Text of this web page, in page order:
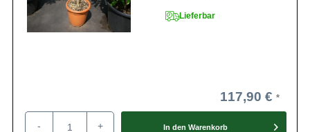
Lieferbar
117,90 €
- + In den Warenkorb